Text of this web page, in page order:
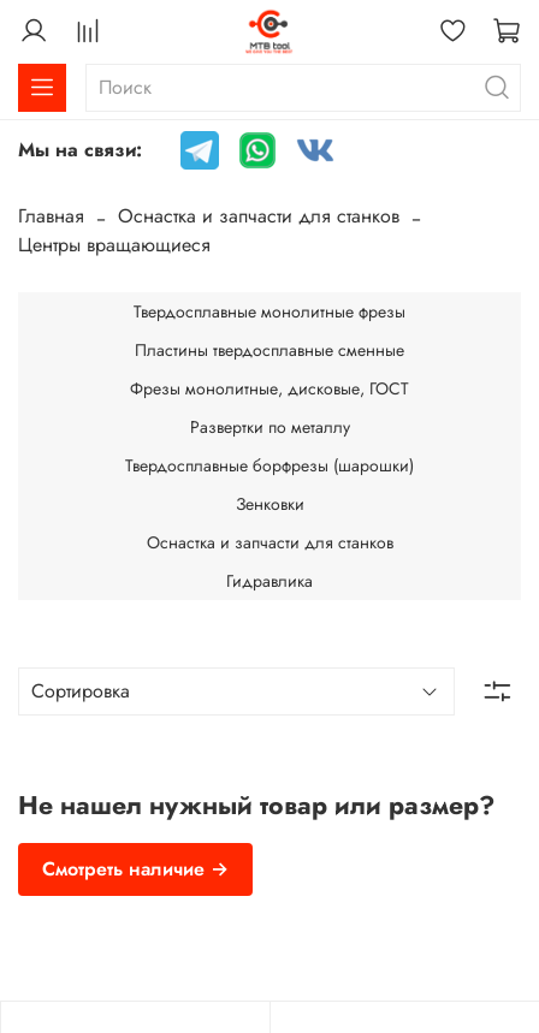
Мы на связи:
Главная
Оснастка и запчасти для станков
Центры вращающиеся
Не нашел нужный товар или размер?
Смотреть наличие →
Твердосплавные монолитные фрезы
Пластины твердосплавные сменные
Фрезы монолитные, дисковые, ГОСТ
Развертки по металлу
Твердосплавные борфрезы (шарошки)
Зенковки
Оснастка и запчасти для станков
Гидравлика